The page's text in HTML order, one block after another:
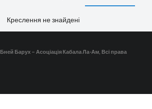
Креслення не знайдені
Бней Барух – Асоціація Кабала Ла-Ам, Всі права